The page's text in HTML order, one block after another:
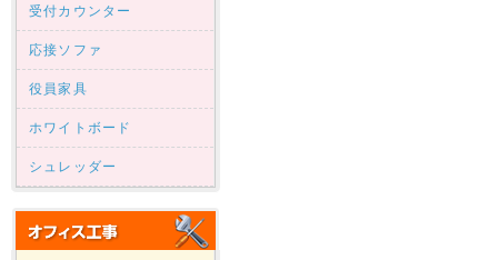
受付カウンター
応接ソファ
役員家具
ホワイトボード
シュレッダー